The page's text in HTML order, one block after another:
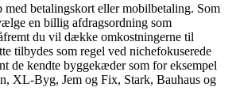
betalingskort eller mobilbetaling. Som
en billig afdragsordning som
du vil dække omkostningerne til
tilbydes som regel ved nichefokuserede
de kendte byggekæder som for eksempel
XL-Byg, Jem og Fix, Stark, Bauhaus og